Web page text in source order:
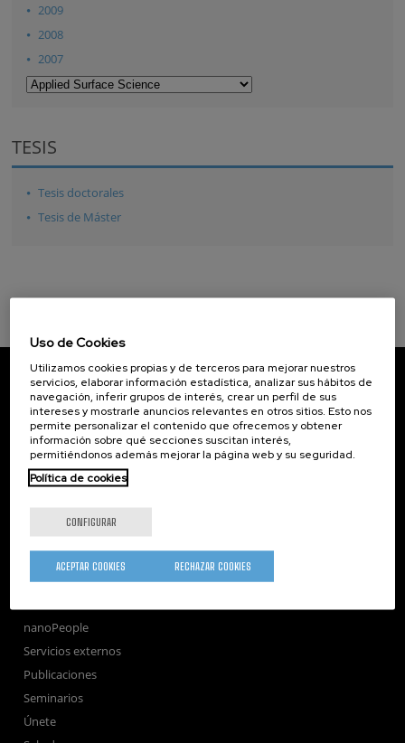
2009
2008
2007
TESIS
Tesis doctorales
Tesis de Máster
CIC nanoGUNE
Tolosa Hiribidea, 76
E-20018 Donostia / San Sebastian
+34 9... Ver teléfono·nano@nanogune.eu
Subscribe to our Newsletter
nanoGUNE
Investigación
Formación
nanoPeople
Servicios externos
Publicaciones
Seminarios
Únete
Uso de Cookies
Utilizamos cookies propias y de terceros para mejorar nuestros
servicios, elaborar información estadística, analizar sus hábitos de
navegación, inferir grupos de interés, crear un perfil de sus
intereses y mostrarle anuncios relevantes en otros sitios. Esto nos
permite personalizar el contenido que ofrecemos y obtener
información sobre qué secciones suscitan interés,
permitiéndonos además mejorar la página web y su seguridad.
Política de cookies
CONFIGURAR
RECHAZAR COOKIES
ACEPTAR COOKIES